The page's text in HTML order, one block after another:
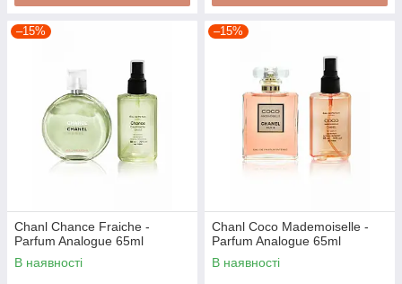
–15%
Chanl Chance Fraiche -
Parfum Analogue 65ml
В наявності
–15%
Chanl Coco Mademoiselle -
Parfum Analogue 65ml
В наявності